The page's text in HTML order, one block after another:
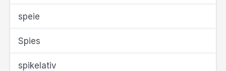
speie
Spies
spikelativ